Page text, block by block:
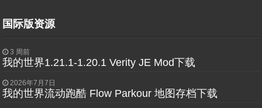
国际版资源
3 周前
我的世界1.21.1-1.20.1 Verity JE Mod下载
2026年7月7日
我的世界流动跑酷 Flow Parkour 地图存档下载